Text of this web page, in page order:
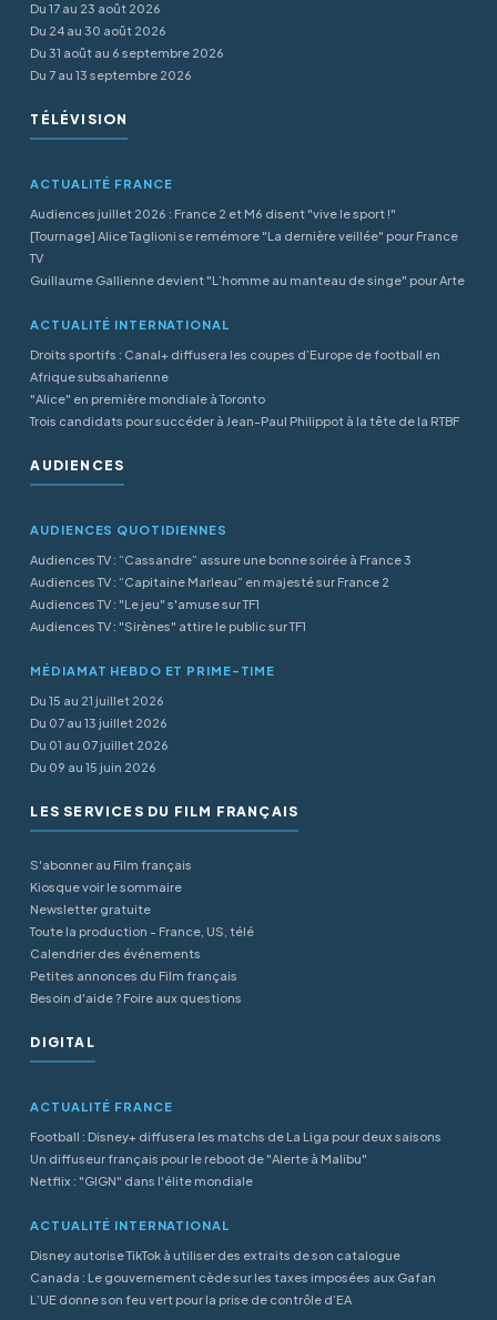
Du 17 au 23 août 2026
Du 24 au 30 août 2026
Du 31 août au 6 septembre 2026
Du 7 au 13 septembre 2026
TÉLÉVISION
ACTUALITÉ FRANCE
Audiences juillet 2026 : France 2 et M6 disent "vive le sport !"
[Tournage] Alice Taglioni se remémore "La dernière veillée" pour France
TV
Guillaume Gallienne devient "L’homme au manteau de singe" pour Arte
ACTUALITÉ INTERNATIONAL
Droits sportifs : Canal+ diffusera les coupes d’Europe de football en
Afrique subsaharienne
"Alice" en première mondiale à Toronto
Trois candidats pour succéder à Jean-Paul Philippot à la tête de la RTBF
AUDIENCES
AUDIENCES QUOTIDIENNES
Audiences TV : “Cassandre” assure une bonne soirée à France 3
Audiences TV : “Capitaine Marleau” en majesté sur France 2
Audiences TV : "Le jeu" s'amuse sur TF1
Audiences TV : "Sirènes" attire le public sur TF1
MÉDIAMAT HEBDO ET PRIME-TIME
Du 15 au 21 juillet 2026
Du 07 au 13 juillet 2026
Du 01 au 07 juillet 2026
Du 09 au 15 juin 2026
LES SERVICES DU FILM FRANÇAIS
S'abonner au Film français
Kiosque voir le sommaire
Newsletter gratuite
Toute la production - France, US, télé
Calendrier des événements
Petites annonces du Film français
Besoin d'aide ? Foire aux questions
DIGITAL
ACTUALITÉ FRANCE
Football : Disney+ diffusera les matchs de La Liga pour deux saisons
Un diffuseur français pour le reboot de "Alerte à Malibu"
Netflix : "GIGN" dans l'élite mondiale
ACTUALITÉ INTERNATIONAL
Disney autorise TikTok à utiliser des extraits de son catalogue
Canada : Le gouvernement cède sur les taxes imposées aux Gafan
L’UE donne son feu vert pour la prise de contrôle d’EA